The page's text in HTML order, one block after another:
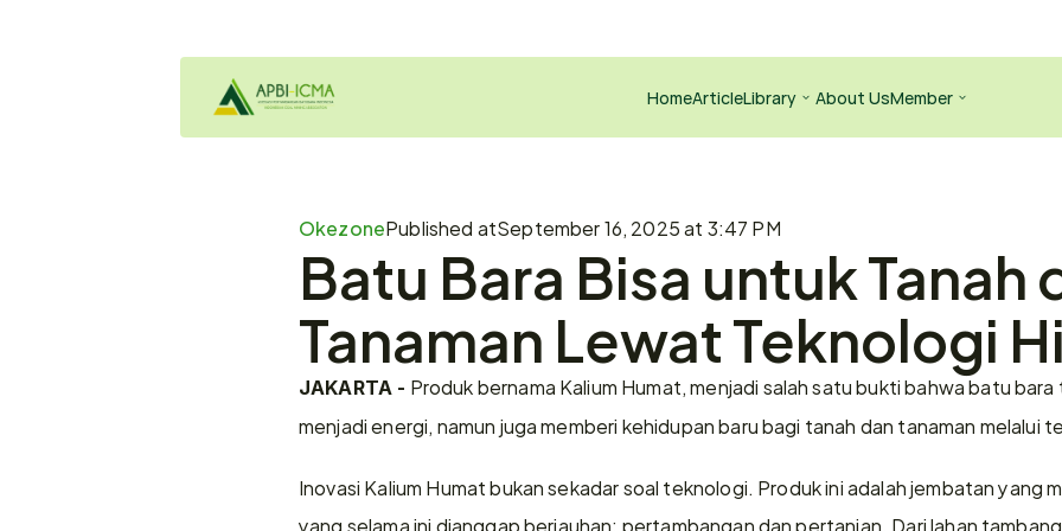
HomeArticleLibrary About UsMember
OkezonePublished atSeptember 16, 2025 at 3:47 PM
Batu Bara Bisa untuk Tanah
Tanaman Lewat Teknologi
JAKARTA - Produk bernama Kalium Humat, menjadi salah satu bukti bahwa batu
menjadi energi, namun juga memberi kehidupan baru bagi tanah dan tanaman melalui
Inovasi Kalium Humat bukan sekadar soal teknologi. Produk ini adalah jembatan yang
yang selama ini dianggap berjauhan: pertambangan dan pertanian. Dari lahan